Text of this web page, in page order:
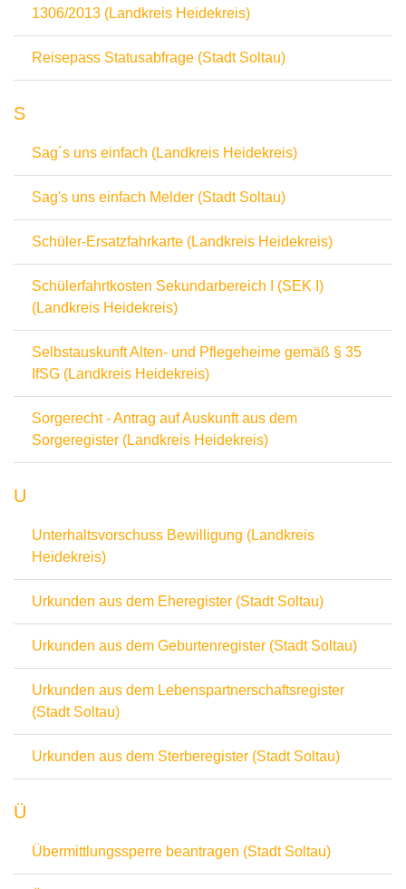
1306/2013 (Landkreis Heidekreis)
Reisepass Statusabfrage (Stadt Soltau)
S
Sag´s uns einfach (Landkreis Heidekreis)
Sag's uns einfach Melder (Stadt Soltau)
Schüler-Ersatzfahrkarte (Landkreis Heidekreis)
Schülerfahrtkosten Sekundarbereich I (SEK I)
(Landkreis Heidekreis)
Selbstauskunft Alten- und Pflegeheime gemäß § 35
IfSG (Landkreis Heidekreis)
Sorgerecht - Antrag auf Auskunft aus dem
Sorgeregister (Landkreis Heidekreis)
U
Unterhaltsvorschuss Bewilligung (Landkreis
Heidekreis)
Urkunden aus dem Eheregister (Stadt Soltau)
Urkunden aus dem Geburtenregister (Stadt Soltau)
Urkunden aus dem Lebenspartnerschaftsregister
(Stadt Soltau)
Urkunden aus dem Sterberegister (Stadt Soltau)
Ü
Übermittlungssperre beantragen (Stadt Soltau)